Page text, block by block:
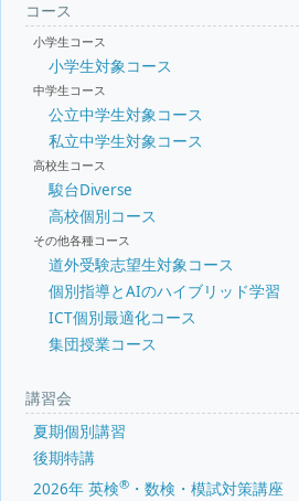
コース
小学生コース
小学生対象コース
中学生コース
公立中学生対象コース
私立中学生対象コース
高校生コース
駿台Diverse
高校個別コース
その他各種コース
道外受験志望生対象コース
個別指導とAIのハイブリッド学習
ICT個別最適化コース
集団授業コース
講習会
夏期個別講習
後期特講
2026年 英検® ・数検・模試対策講座